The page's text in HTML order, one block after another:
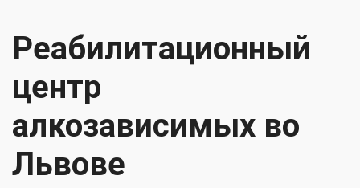
Реабилитационный
центр
алкозависимых во
Львове